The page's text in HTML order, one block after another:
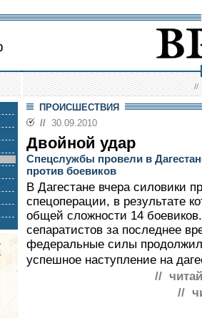
//
ПРОИСШЕСТВИЯ
// 30.09.2010
Двойной удар
Спецслужбы провели в
против боевиков
В Дагестане вчера силовики
спецоперации, в результате
общей сложности 14
сепаратистов за последнее
федеральные силы
успешное наступление на
//
//